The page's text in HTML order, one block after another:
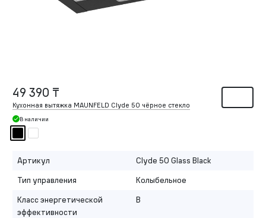
49 390 ₸
Кухонная вытяжка MAUNFELD Clyde 50 чёрное стекло
В наличии
Артикул
Clyde 50 Glass Black
Тип управления
Колыбельное
Класс энергетической
эффективности
B